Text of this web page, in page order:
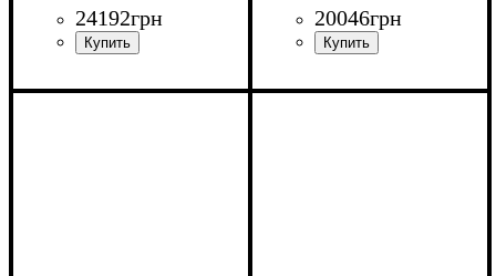
24192грн
Ширина: 234 см
20046грн
Ширина: 206 см